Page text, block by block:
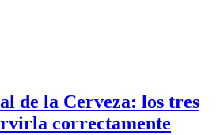
de la Cerveza: los tres
correctamente